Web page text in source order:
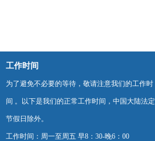
工作时间
为了避免不必要的等待，敬请注意我们的工作时
间 。以下是我们的正常工作时间，中国大陆法定
节假日除外。
工作时间：周一至周五 早8：30-晚6：00